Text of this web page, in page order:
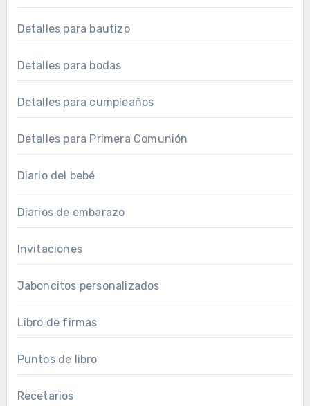
Detalles para bautizo
Detalles para bodas
Detalles para cumpleaños
Detalles para Primera Comunión
Diario del bebé
Diarios de embarazo
Invitaciones
Jaboncitos personalizados
Libro de firmas
Puntos de libro
Recetarios